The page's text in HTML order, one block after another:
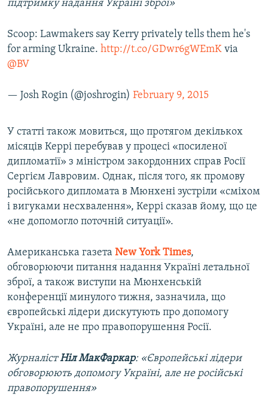
підтримку надання Україні зброї»
Scoop: Lawmakers say Kerry privately tells them he's
for arming Ukraine. http://t.co/GDwr6gWEmK via
@BV
— Josh Rogin (@joshrogin) February 9, 2015
У статті також мовиться, що протягом декількох
місяців Керрі перебував у процесі «посиленої
дипломатії» з міністром закордонних справ Росії
Сергієм Лавровим. Однак, після того, як промову
російського дипломата в Мюнхені зустріли «сміхом
і вигуками несхвалення», Керрі сказав йому, що це
«не допомогло поточній ситуації».
Американська газета New York Times,
обговорюючи питання надання Україні летальної
зброї, а також виступи на Мюнхенській
конференції минулого тижня, зазначила, що
європейські лідери дискутують про допомогу
Україні, але не про правопорушення Росії.
ЖурналістНіл МакФаркар: «Європейські лідери
обговорюють допомогу Україні, але не російські
правопорушення»